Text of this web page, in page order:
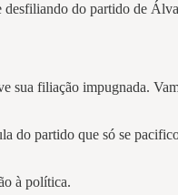
desfiliando do partido de
filiação impugnada.
do partido que só se
à política.